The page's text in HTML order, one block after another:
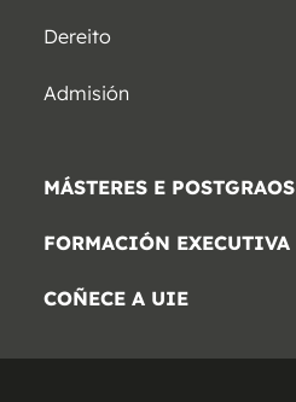
Dereito
Admisión
MÁSTERES E POSTGRAOS
FORMACIÓN EXECUTIVA
COÑECE A UIE